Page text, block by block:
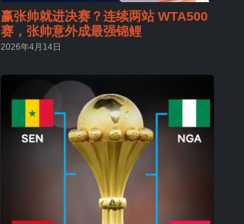
赢张帅就进决赛？连续两站 WTA500
赛，张帅意外成最强锦鲤
2026年4月14日